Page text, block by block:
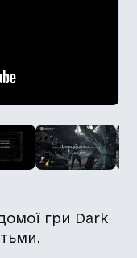
гри Dark